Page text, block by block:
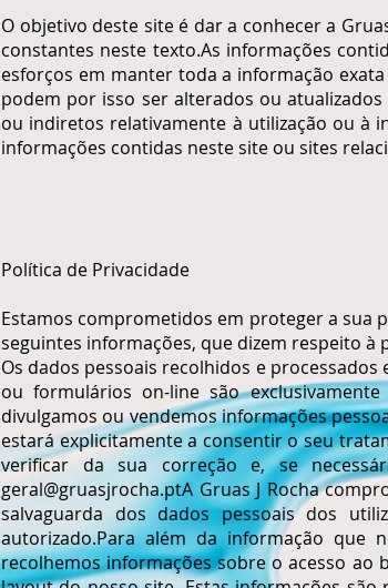
O objetivo deste site é dar a conhecer a
constantes neste texto.As informações
esforços em manter toda a informação
podem por isso ser alterados ou
ou indiretos relativamente à utilização ou à
informações contidas neste site ou sites
Política de Privacidade
Estamos comprometidos em proteger a sua
seguintes informações, que dizem respeito à
Os dados pessoais recolhidos e
ou formulários on-line são
divulgamos ou vendemos informações
estará explicitamente a consentir o seu
verificar da sua correção e, se
geral@gruasjrocha.ptA Gruas J Rocha
salvaguarda dos dados pessoais dos
autorizado.Para além da informação que
recolhemos informações sobre o acesso ao